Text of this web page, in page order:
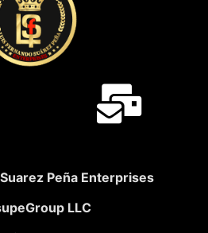
Peña Enterprises
LLC